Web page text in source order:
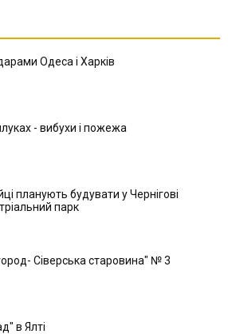
Одеса і Харків
- вибухи і пожежа
планують будувати у Чернігові
парк
Сіверська старовина" № 3
в Ялті